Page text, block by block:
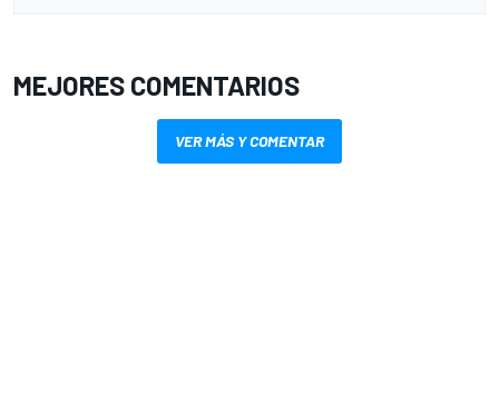
MEJORES COMENTARIOS
VER MÁS Y COMENTAR